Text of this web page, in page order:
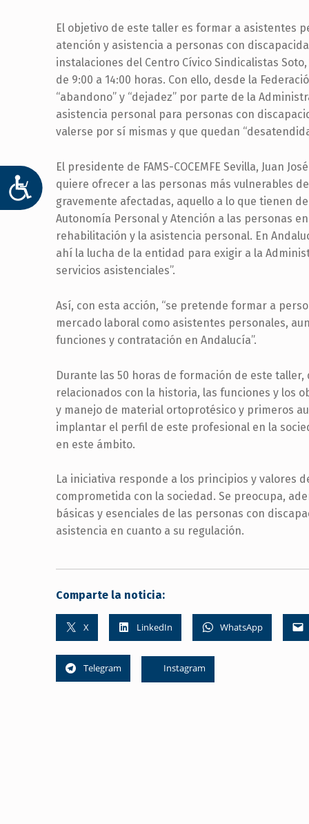
ACCESIBILIDAD
El objetivo de este taller es formar a asistentes
atención y asistencia a personas con
instalaciones del Centro Cívico Sindicalistas
de 9:00 a 14:00 horas. Con ello, desde la
“abandono” y “dejadez” por parte de la
asistencia personal para personas con
valerse por sí mismas y que quedan
El presidente de FAMS-COCEMFE Sevilla, Juan
quiere ofrecer a las personas más vulnerables
gravemente afectadas, aquello a lo que tienen
Autonomía Personal y Atención a las personas
rehabilitación y la asistencia personal. En
ahí la lucha de la entidad para exigir a la
servicios asistenciales”.
Así, con esta acción, “se pretende formar a
mercado laboral como asistentes personales,
funciones y contratación en Andalucía”.
Durante las 50 horas de formación de este
relacionados con la historia, las funciones y los
y manejo de material ortoprotésico y primeros
implantar el perfil de este profesional en la
en este ámbito.
La iniciativa responde a los principios y valores
comprometida con la sociedad. Se preocupa,
básicas y esenciales de las personas con
asistencia en cuanto a su regulación.
Comparte la noticia:
X LinkedIn WhatsApp
Telegram Instagram